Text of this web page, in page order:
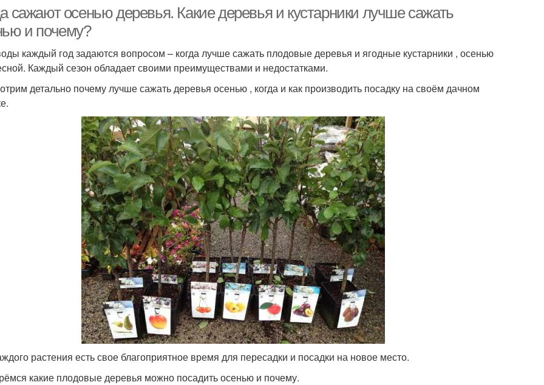
сажают осенью деревья. Какие деревья и кустарники лучше сажать
и почему?
каждый год задаются вопросом – когда лучше сажать плодовые деревья и ягодные кустарники , осенью
Каждый сезон обладает своими преимуществами и недостатками.
детально почему лучше сажать деревья осенью , когда и как производить посадку на своём дачном
растения есть свое благоприятное время для пересадки и посадки на новое место.
какие плодовые деревья можно посадить осенью и почему.